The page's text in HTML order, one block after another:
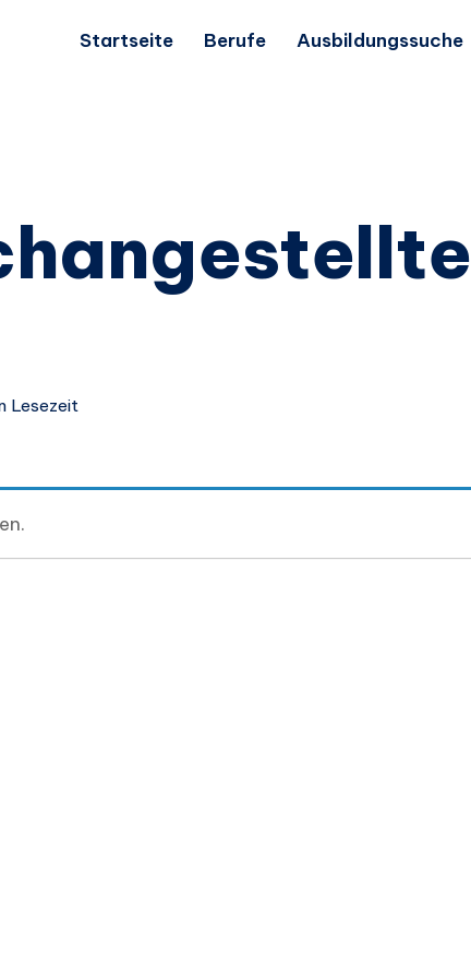
Startseite Berufe Ausbildungssuche
Lesezeit